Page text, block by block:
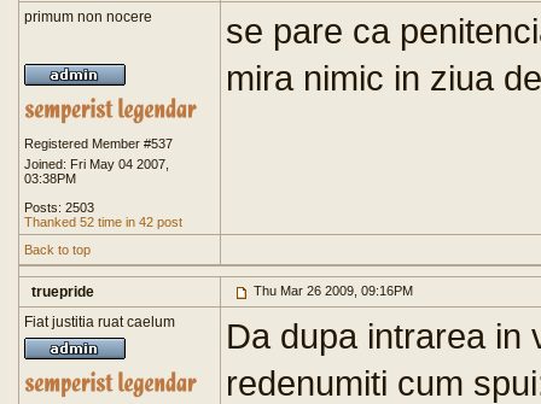
primum non nocere
Registered Member #537
Joined: Fri May 04 2007,
03:38PM
Posts: 2503
Thanked 52 time in 42 post
se pare ca
mira nimic in ziua
Back to top
truepride Thu Mar 26 2009, 09:16PM
Fiat justitia ruat caelum
Da dupa intrarea in
redenumiti cum